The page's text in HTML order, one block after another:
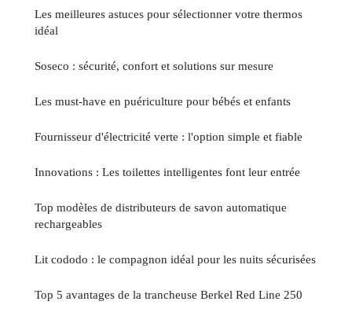
Les meilleures astuces pour sélectionner votre thermos
idéal
Soseco : sécurité, confort et solutions sur mesure
Les must-have en puériculture pour bébés et enfants
Fournisseur d'électricité verte : l'option simple et fiable
Innovations : Les toilettes intelligentes font leur entrée
Top modèles de distributeurs de savon automatique
rechargeables
Lit cododo : le compagnon idéal pour les nuits sécurisées
Top 5 avantages de la trancheuse Berkel Red Line 250